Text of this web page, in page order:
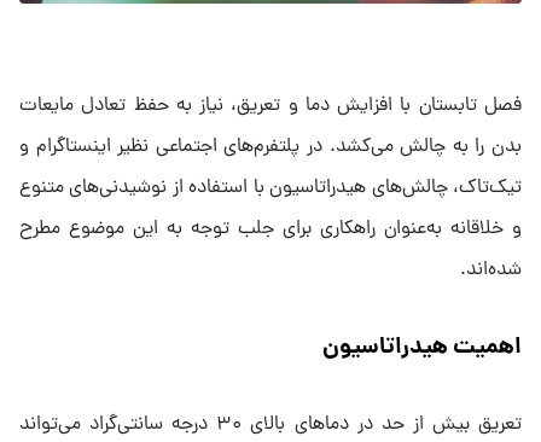
فصل تابستان با افزایش دما و تعریق، نیاز به حفظ تعادل مایعات
بدن را به چالش می‌کشد. در پلتفرم‌های اجتماعی نظیر اینستاگرام و
تیک‌تاک، چالش‌های هیدراتاسیون با استفاده از نوشیدنی‌های متنوع
و خلاقانه به‌عنوان راهکاری برای جلب توجه به این موضوع مطرح
شده‌اند.
اهمیت هیدراتاسیون
تعریق بیش از حد در دماهای بالای ۳۰ درجه سانتی‌گراد می‌تواند